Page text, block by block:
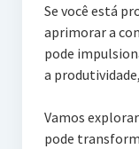
Se você está
aprimorar a
pode
a
Vamos
pode